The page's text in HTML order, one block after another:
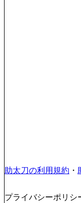
助太刀の利用規約 ・
プライバシーポリシ